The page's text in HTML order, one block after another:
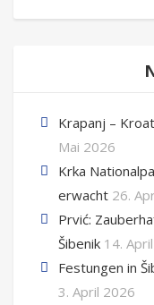
Krapanj –
Mai 2026
Krka
erwacht 26.
Prvić:
Šibenik 14.
Festungen in
3. April 2026